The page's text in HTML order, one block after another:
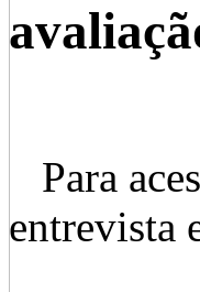
Para
entrevista